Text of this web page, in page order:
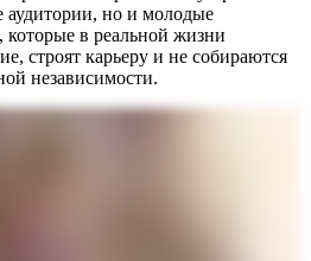
аудитории, но и молодые
в реальной жизни
строят карьеру и не собираются
независимости.